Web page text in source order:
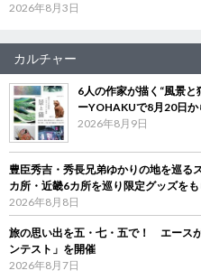
2026年8月3日
カルチャー
6人の作家が描く“風景
ーYOHAKUで8月20日か
2026年8月9日
豊臣秀吉・秀長兄弟ゆかりの地を巡
カ所・近畿6カ所を巡り限定グッズをも
2026年8月8日
旅の思い出を五・七・五で！ エース
ンテスト」を開催
2026年8月7日